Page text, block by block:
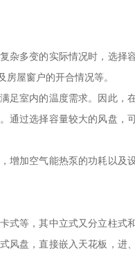
多变的实际情况时，选择
屋窗户的开合情况等。
室内的温度需求。因此，
通过选择容量较大的风盘，
加空气能热泵的功耗以及
等，其中立式又分立柱式
风盘，直接嵌入天花板，进